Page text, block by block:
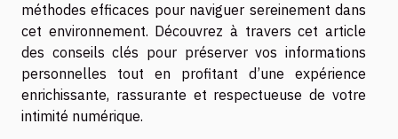
méthodes efficaces pour naviguer sereinement dans
cet environnement. Découvrez à travers cet article
des conseils clés pour préserver vos informations
personnelles tout en profitant d’une expérience
enrichissante, rassurante et respectueuse de votre
intimité numérique.